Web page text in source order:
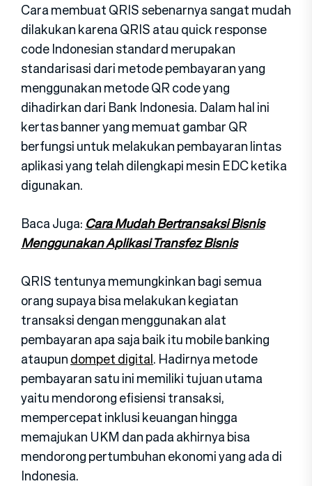
Cara membuat QRIS sebenarnya sangat mudah
dilakukan karena QRIS atau quick response
code Indonesian standard merupakan
standarisasi dari metode pembayaran yang
menggunakan metode QR code yang
dihadirkan dari Bank Indonesia. Dalam hal ini
kertas banner yang memuat gambar QR
berfungsi untuk melakukan pembayaran lintas
aplikasi yang telah dilengkapi mesin EDC ketika
digunakan.
Baca Juga: Cara Mudah Bertransaksi Bisnis
Menggunakan Aplikasi Transfez Bisnis
QRIS tentunya memungkinkan bagi semua
orang supaya bisa melakukan kegiatan
transaksi dengan menggunakan alat
pembayaran apa saja baik itu mobile banking
ataupundompet digital. Hadirnya metode
pembayaran satu ini memiliki tujuan utama
yaitu mendorong efisiensi transaksi,
mempercepat inklusi keuangan hingga
memajukan UKM dan pada akhirnya bisa
mendorong pertumbuhan ekonomi yang ada di
Indonesia.